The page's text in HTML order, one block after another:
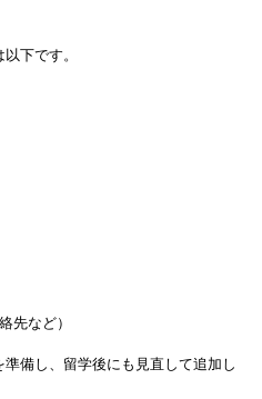
下です。
先など）
備し、留学後にも見直して追加し